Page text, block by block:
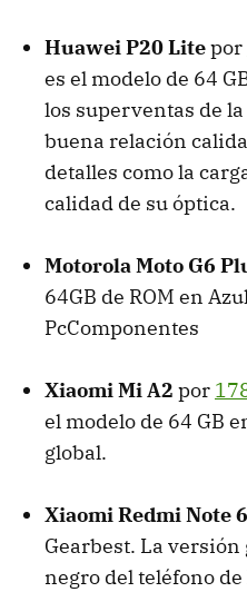
Huawei P20 Litepor
es el modelo de 64
los superventas de
buena relación
detalles como la
calidad de su óptica.
Motorola Moto G6
64GB de ROM en
PcComponentes
Xiaomi Mi A2 por
el modelo de 64 GB
global.
Xiaomi Redmi Note
Gearbest. La versión
negro del teléfono